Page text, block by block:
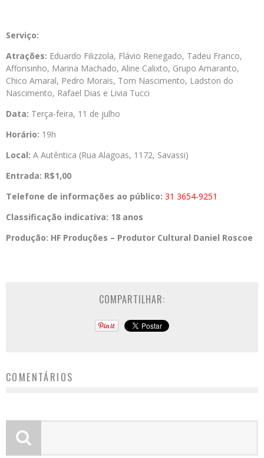
Serviço:
Atrações: Eduardo Filizzola, Flávio Renegado, Tadeu Franco,
Affonsinho, Marina Machado, Aline Calixto, Grupo Amaranto,
Chico Amaral, Pedro Morais, Tom Nascimento, Ladston do
Nascimento, Rafael Dias e Livia Tucci
Data: Terça-feira, 11 de julho
Horário: 19h
Local: A Autêntica (Rua Alagoas, 1172, Savassi)
Entrada: R$1,00
Telefone de informações ao público: 31 3654-9251
Classificação indicativa: 18 anos
Produção: HF Produções – Produtor Cultural Daniel Roscoe
COMPARTILHAR:
COMENTÁRIOS